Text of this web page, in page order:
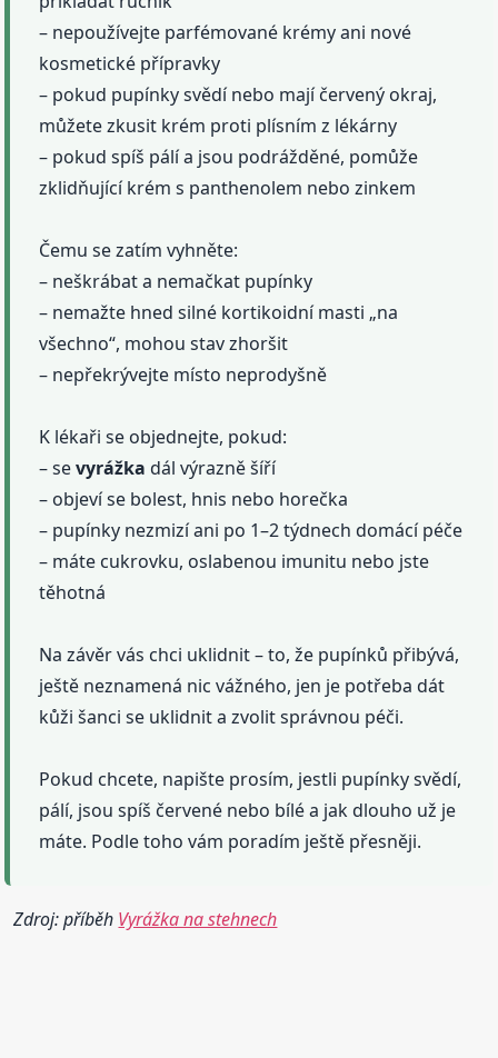
– nepoužívejte parfémované krémy ani nové
kosmetické přípravky
– pokud pupínky svědí nebo mají červený okraj,
můžete zkusit krém proti plísním z lékárny
– pokud spíš pálí a jsou podrážděné, pomůže
zklidňující krém s panthenolem nebo zinkem
Čemu se zatím vyhněte:
– neškrábat a nemačkat pupínky
– nemažte hned silné kortikoidní masti „na
všechno“, mohou stav zhoršit
– nepřekrývejte místo neprodyšně
K lékaři se objednejte, pokud:
– sevyrážka dál výrazně šíří
– objeví se bolest, hnis nebo horečka
– pupínky nezmizí ani po 1–2 týdnech domácí péče
– máte cukrovku, oslabenou imunitu nebo jste
těhotná
Na závěr vás chci uklidnit – to, že pupínků přibývá,
ještě neznamená nic vážného, jen je potřeba dát
kůži šanci se uklidnit a zvolit správnou péči.
Pokud chcete, napište prosím, jestli pupínky svědí,
pálí, jsou spíš červené nebo bílé a jak dlouho už je
máte. Podle toho vám poradím ještě přesněji.
Zdroj: příběh Vyrážka na stehnech